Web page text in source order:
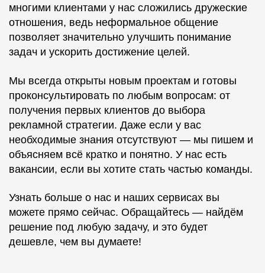
многими клиентами у нас сложились дружеские
отношения, ведь неформальное общение
позволяет значительно улучшить понимание
задач и ускорить достижение целей.
Мы всегда открыты новым проектам и готовы
проконсультировать по любым вопросам: от
получения первых клиентов до выбора
рекламной стратегии. Даже если у вас
необходимые знания отсутствуют — мы пишем и
объясняем всё кратко и понятно. У нас есть
вакансии, если вы хотите стать частью команды.
Узнать больше о нас и наших сервисах вы
можете прямо сейчас. Обращайтесь — найдём
решение под любую задачу, и это будет
дешевле, чем вы думаете!